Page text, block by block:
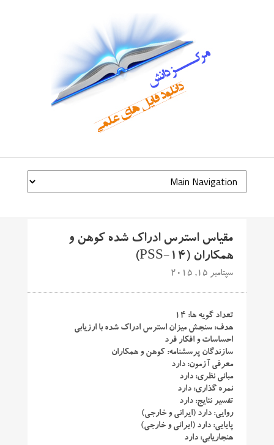
مقیاس استرس ادراک شده کوهن و
همکاران (PSS-14)
سپتامبر 15, 2015
تعداد گویه ها: ۱۴
هدف: سنجش میزان استرس ادراک شده با ارزیابی
احساسات و افکار فرد
سازندگان پرسشنامه: کوهن و همکاران
معرفی آزمون: دارد
مبانی نظری: دارد
نمره گذاری: دارد
تفسیر نتایج: دارد
روایی: دارد (ایرانی و خارجی)
پایایی: دارد (ایرانی و خارجی)
هنجاریابی: دارد